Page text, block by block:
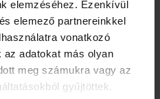
elemzéséhez. Ezenkívül
elemező partnereinkkel
vonatkozó
az adatokat más olyan
meg számukra vagy az
gyűjtöttek.
(fedél és szűrő
használatra,
ajándékként.